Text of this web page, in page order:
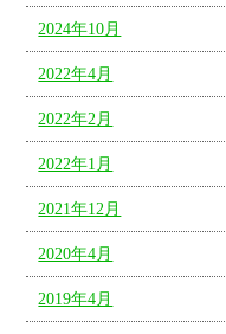
2024年10月
2022年4月
2022年2月
2022年1月
2021年12月
2020年4月
2019年4月